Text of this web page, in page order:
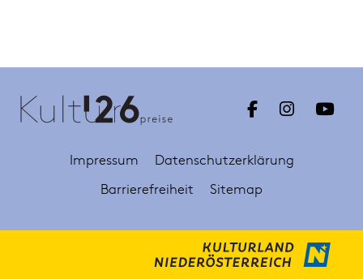
Impressum
Datenschutzerklärung
Barrierefreiheit
Sitemap